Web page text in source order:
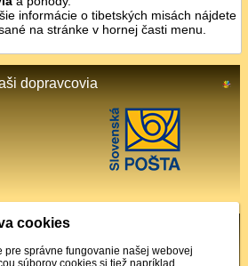
dopravcovia
platby
informácie o tibetských misách nájdete
na stránke v hornej časti menu.
cookies
pre správne fungovanie našej webovej
súborov cookies si tiež napríklad